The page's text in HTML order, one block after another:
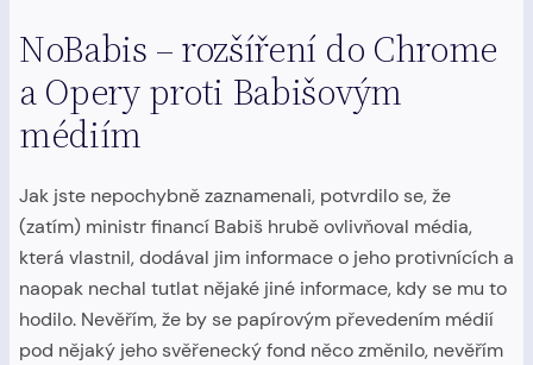
NoBabis – rozšíření do Chrome
a Opery proti Babišovým
médiím
Jak jste nepochybně zaznamenali, potvrdilo se, že
(zatím) ministr financí Babiš hrubě ovlivňoval média,
která vlastnil, dodával jim informace o jeho protivnících a
naopak nechal tutlat nějaké jiné informace, kdy se mu to
hodilo. Nevěřím, že by se papírovým převedením médií
pod nějaký jeho svěřenecký fond něco změnilo, nevěřím